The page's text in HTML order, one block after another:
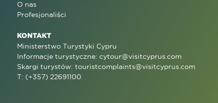
O nas
Profesjonaliści
KONTAKT
Ministerstwo Turystyki Cypru
Informacje turystyczne: cytour@visitcyprus.com
Skargi turystów: touristcomplaints@visitcyprus.com
T: (+357) 22691100